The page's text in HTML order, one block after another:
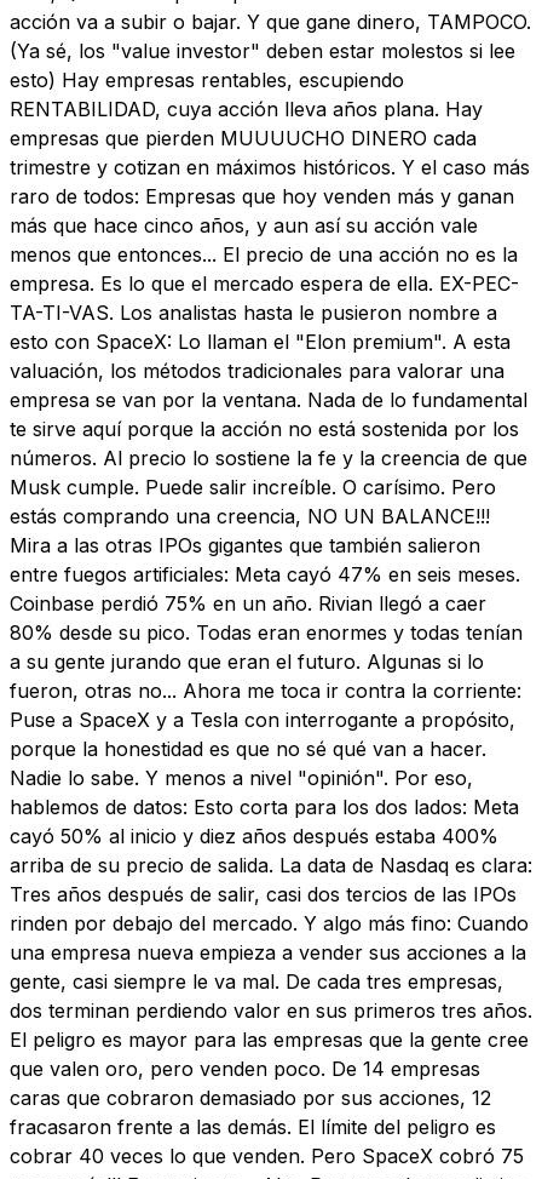
acción va a subir o bajar. Y que gane dinero, TAMPOCO.
(Ya sé, los "value investor" deben estar molestos si lee
esto) Hay empresas rentables, escupiendo
RENTABILIDAD, cuya acción lleva años plana. Hay
empresas que pierden MUUUUCHO DINERO cada
trimestre y cotizan en máximos históricos. Y el caso más
raro de todos: Empresas que hoy venden más y ganan
más que hace cinco años, y aun así su acción vale
menos que entonces... El precio de una acción no es la
empresa. Es lo que el mercado espera de ella. EX-PEC-
TA-TI-VAS. Los analistas hasta le pusieron nombre a
esto con SpaceX: Lo llaman el "Elon premium". A esta
valuación, los métodos tradicionales para valorar una
empresa se van por la ventana. Nada de lo fundamental
te sirve aquí porque la acción no está sostenida por los
números. Al precio lo sostiene la fe y la creencia de que
Musk cumple. Puede salir increíble. O carísimo. Pero
estás comprando una creencia, NO UN BALANCE!!!
Mira a las otras IPOs gigantes que también salieron
entre fuegos artificiales: Meta cayó 47% en seis meses.
Coinbase perdió 75% en un año. Rivian llegó a caer
80% desde su pico. Todas eran enormes y todas tenían
a su gente jurando que eran el futuro. Algunas si lo
fueron, otras no... Ahora me toca ir contra la corriente:
Puse a SpaceX y a Tesla con interrogante a propósito,
porque la honestidad es que no sé qué van a hacer.
Nadie lo sabe. Y menos a nivel "opinión". Por eso,
hablemos de datos: Esto corta para los dos lados: Meta
cayó 50% al inicio y diez años después estaba 400%
arriba de su precio de salida. La data de Nasdaq es clara:
Tres años después de salir, casi dos tercios de las IPOs
rinden por debajo del mercado. Y algo más fino: Cuando
una empresa nueva empieza a vender sus acciones a la
gente, casi siempre le va mal. De cada tres empresas,
dos terminan perdiendo valor en sus primeros tres años.
El peligro es mayor para las empresas que la gente cree
que valen oro, pero venden poco. De 14 empresas
caras que cobraron demasiado por sus acciones, 12
fracasaron frente a las demás. El límite del peligro es
cobrar 40 veces lo que venden. Pero SpaceX cobró 75